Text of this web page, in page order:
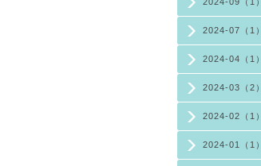
2024-07（1）
2024-04（1）
2024-03（2）
2024-02（1）
2024-01（1）